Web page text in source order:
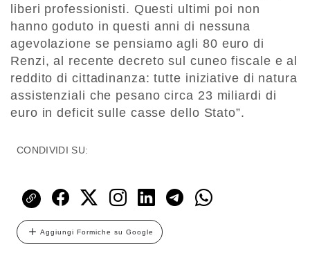
liberi professionisti. Questi ultimi poi non
hanno goduto in questi anni di nessuna
agevolazione se pensiamo agli 80 euro di
Renzi, al recente decreto sul cuneo fiscale e al
reddito di cittadinanza: tutte iniziative di natura
assistenziali che pesano circa 23 miliardi di
euro in deficit sulle casse dello Stato”.
CONDIVIDI SU:
Aggiungi Formiche su Google